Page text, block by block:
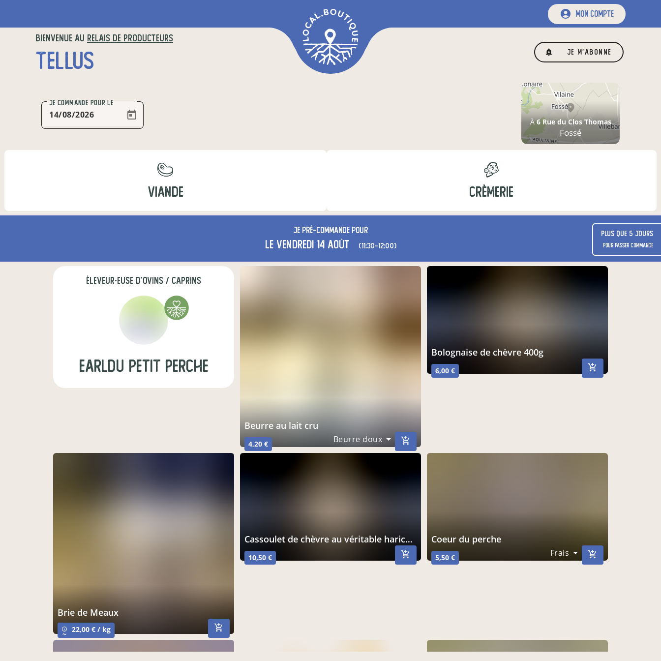
mon compte
BIENVENUE AU RELAIS DE PRODUCTEURS
TELLUS Je m'abonne
JE COMMANDE POUR LE
À6 Rue du Clos Thomas
Fossé
VIANDE CRÈMERIE
Je pré-commandepour
le vendredi 14 août (11:30-12:00)
Plus que 5 jours
pour passer commande
éleveur·euse d'ovins / caprins
EARLdu petit perche
Beurre au lait cru
4,20 € Beurre doux
bolognaise de chèvre 400g
6,00 €
Brie de Meaux
info_outline
~ 22,00 € / kg
cassoulet de chèvre au véritable haricot de soissons 800g
10,50 €
coeur du perche
5,50 € Frais